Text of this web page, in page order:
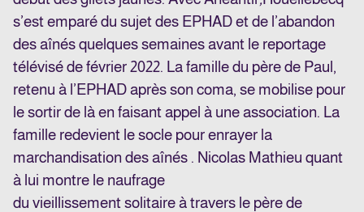
s’est emparé du sujet des EPHAD et de l’abandon
des aînés quelques semaines avant le reportage
télévisé de février 2022. La famille du père de Paul,
retenu à l’EPHAD après son coma, se mobilise pour
le sortir de là en faisant appel à une association. La
famille redevient le socle pour enrayer la
marchandisation des aînés . Nicolas Mathieu quant
à lui montre le naufrage
du vieillissement solitaire à travers le père de